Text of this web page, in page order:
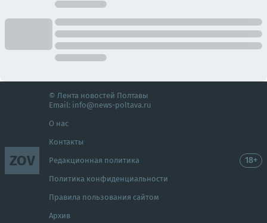
ZOV
© Лента новостей Полтавы
Email: info@news-poltava.ru
О нас
Контакты
Редакционная политика
Политика конфиденциальности
Правила пользования сайтом
Архив
18+